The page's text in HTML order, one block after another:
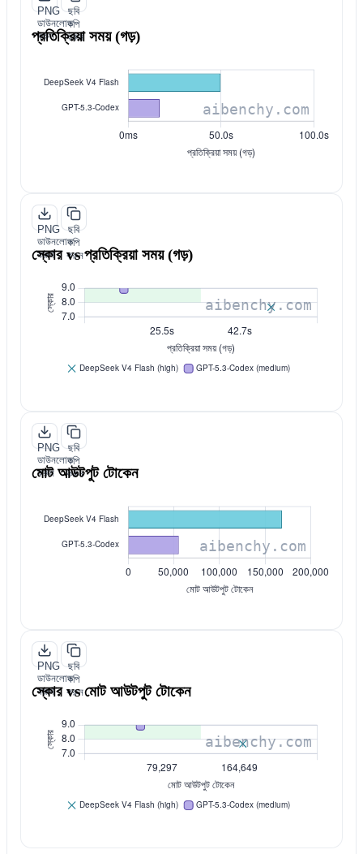
PNG
ডাউনলোড
করুন
ছবি
কপি
করুন
প্রতিক্রিয়া সময় (গড়)
PNG
ডাউনলোড
করুন
ছবি
কপি
করুন
স্কোর vs প্রতিক্রিয়া সময় (গড়)
PNG
ডাউনলোড
করুন
ছবি
কপি
করুন
মোট আউটপুট টোকেন
PNG
ডাউনলোড
করুন
ছবি
কপি
করুন
স্কোর vs মোট আউটপুট টোকেন